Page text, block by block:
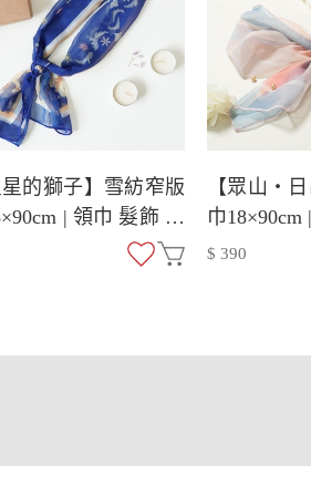
星的獅子】雪紡窄版
| 領巾 髮飾 禮
【眾山・
巾
$ 390